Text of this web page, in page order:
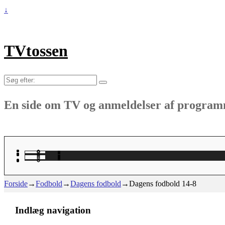
↓
TVtossen
Søg
En side om TV og anmeldelser af
Forside→Fodbold →Dagens fodbold →Dagens fodbold 14-8
Indlæg navigation